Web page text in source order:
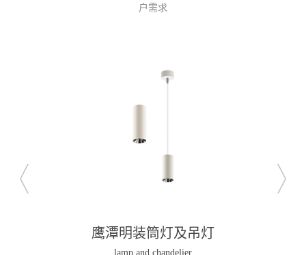
户需求
鹰潭磁吸导轨灯
Magnetic guide light